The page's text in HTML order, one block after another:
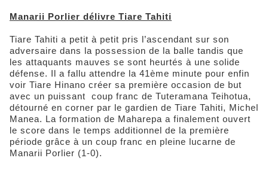
Manarii Porlier délivre Tiare Tahiti
Tiare Tahiti a petit à petit pris l’ascendant sur son
adversaire dans la possession de la balle tandis que
les attaquants mauves se sont heurtés à une solide
défense. Il a fallu attendre la 41ème minute pour enfin
voir Tiare Hinano créer sa première occasion de but
avec un puissant coup franc de Tuteramana Teihotua,
détourné en corner par le gardien de Tiare Tahiti, Michel
Manea. La formation de Maharepa a finalement ouvert
le score dans le temps additionnel de la première
période grâce à un coup franc en pleine lucarne de
Manarii Porlier (1-0).